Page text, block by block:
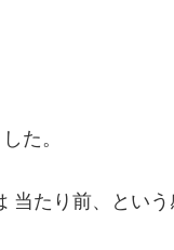
た。
当たり前、という